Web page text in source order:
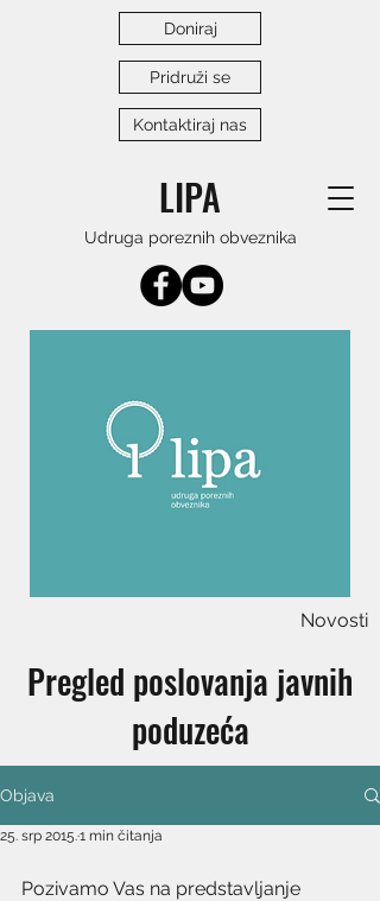
LIPA
Udruga poreznih obveznika
Doniraj
Pridruži se
Kontaktiraj nas
Novosti
Pregled poslovanja javnih
poduzeća
Objava
25. srp 2015.1 min čitanja
Pozivamo Vas na predstavljanje